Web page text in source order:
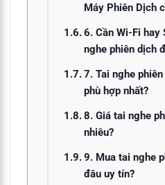
Máy Phiên Dịch
6. Cần Wi-Fi hay
nghe phiên dịch
7. Tai nghe
phù hợp nhất?
8. Giá tai nghe
nhiêu?
9. Mua tai nghe
đâu uy tín?